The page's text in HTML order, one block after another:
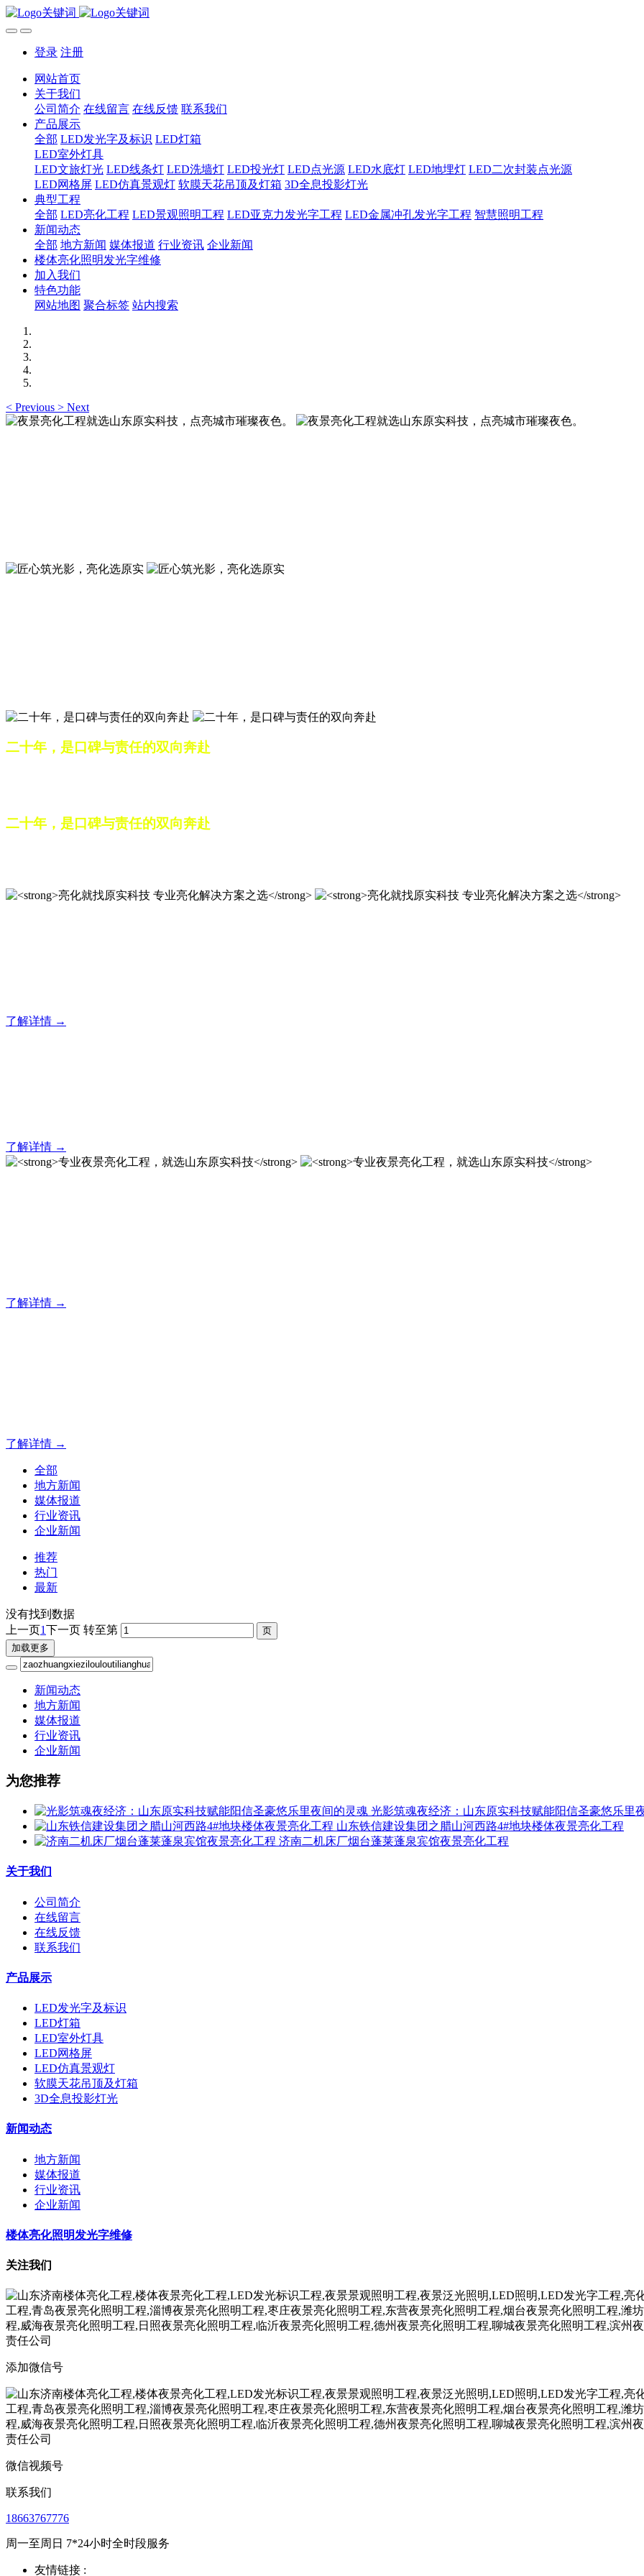
登录 注册
网站首页
关于我们
公司简介 在线留言 在线反馈 联系我们
产品展示
全部 LED发光字及标识 LED灯箱
LED室外灯具
LED文旅灯光 LED线条灯 LED洗墙灯 LED投光灯 LED点光源 LED水底灯 LED地埋灯 LED二次封装点光源
LED网格屏 LED仿真景观灯 软膜天花吊顶及灯箱 3D全息投影灯光
典型工程
全部 LED亮化工程 LED景观照明工程 LED亚克力发光字工程 LED金属冲孔发光字工程 智慧照明工程
新闻动态
全部 地方新闻 媒体报道 行业资讯 企业新闻
楼体亮化照明发光字维修
加入我们
特色功能
网站地图 聚合标签 站内搜索
< Previous > Next
二十年，是口碑与责任的双向奔赴
二十年，是口碑与责任的双向奔赴
了解详情 →
了解详情 →
了解详情 →
了解详情 →
全部
地方新闻
媒体报道
行业资讯
企业新闻
推荐
热门
最新
没有找到数据
上一页1下一页 转至第
加载更多
新闻动态
地方新闻
媒体报道
行业资讯
企业新闻
为您推荐
光影筑魂夜经济：山东原实科技赋能阳信圣豪悠乐里
山东铁信建设集团之腊山河西路4#地块楼体夜景亮化工程
济南二机床厂烟台蓬莱蓬泉宾馆夜景亮化工程
关于我们
公司简介
在线留言
在线反馈
联系我们
产品展示
LED发光字及标识
LED灯箱
LED室外灯具
LED网格屏
LED仿真景观灯
软膜天花吊顶及灯箱
3D全息投影灯光
新闻动态
地方新闻
媒体报道
行业资讯
企业新闻
楼体亮化照明发光字维修
关注我们
添加微信号
微信视频号
联系我们
18663767776
周一至周日 7*24小时全时段服务
友情链接 :